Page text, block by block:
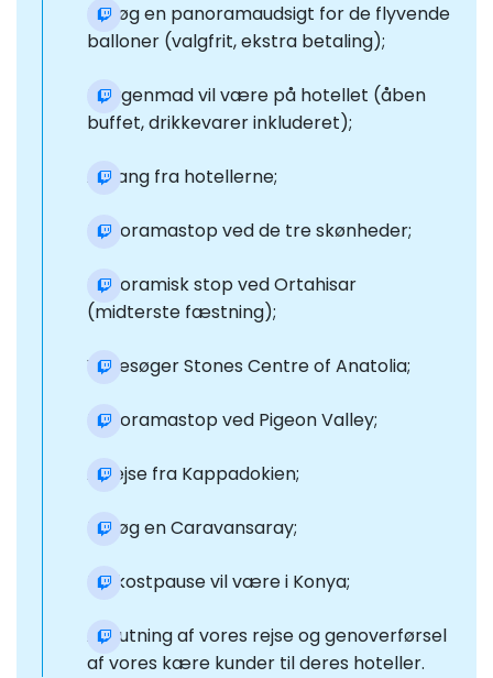
Besøg en panoramaudsigt for de flyvende
balloner (valgfrit, ekstra betaling);
Morgenmad vil være på hotellet (åben
buffet, drikkevarer inkluderet);
Afgang fra hotellerne;
Panoramastop ved de tre skønheder;
Panoramisk stop ved Ortahisar
(midterste fæstning);
Vi besøger Stones Centre of Anatolia;
Panoramastop ved Pigeon Valley;
Afrejse fra Kappadokien;
Besøg en Caravansaray;
Frokostpause vil være i Konya;
Afslutning af vores rejse og genoverførsel
af vores kære kunder til deres hoteller.